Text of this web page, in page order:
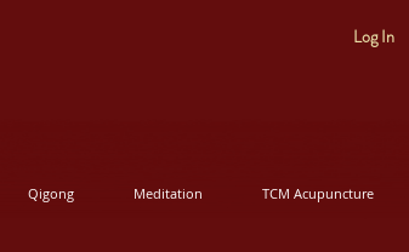
Log In
Qigong Meditation TCM Acupuncture